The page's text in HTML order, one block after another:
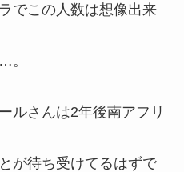
でこの人数は想像出来
。
ルさんは2年後南アフリ
が待ち受けてるはずで